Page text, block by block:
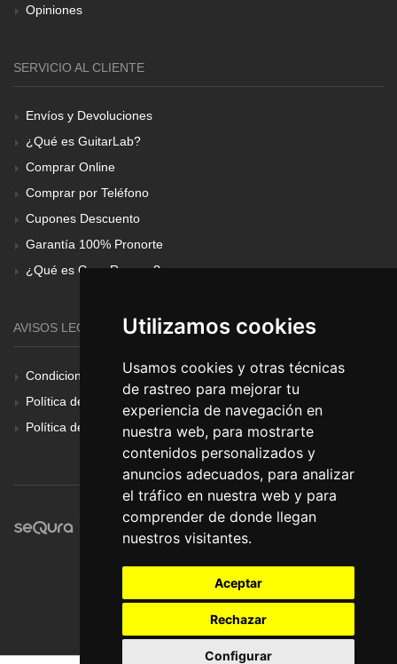
Utilizamos cookies
Usamos cookies y otras técnicas
de rastreo para mejorar tu
experiencia de navegación en
nuestra web, para mostrarte
contenidos personalizados y
anuncios adecuados, para analizar
el tráfico en nuestra web y para
comprender de donde llegan
nuestros visitantes.
Aceptar
Rechazar
Configurar
Opiniones
SERVICIO AL CLIENTE
Envíos y Devoluciones
¿Qué es GuitarLab?
Comprar Online
Comprar por Teléfono
Cupones Descuento
Garantía 100% Pronorte
¿Qué es Gear Renove?
AVISOS LEGALES
Condiciones Generales
Política de Cookies
Política de Privacidad